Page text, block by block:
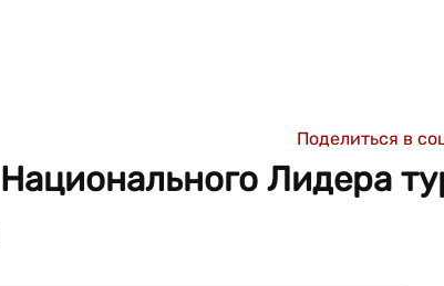
Поделиться в
Лидера